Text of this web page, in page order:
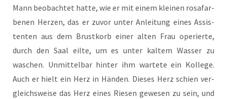
Mann beob­ach­tet hat­te, wie er mit einem klei­nen rosa­far­
be­nen Her­zen, das er zuvor unter Anlei­tung eines Assis­
ten­ten aus dem Brust­korb einer alten Frau ope­rier­te,
durch den Saal eil­te, um es unter kal­tem Was­ser zu
waschen. Unmit­tel­bar hin­ter ihm war­te­te ein Kol­le­ge.
Auch er hielt ein Herz in Hän­den. Die­ses Herz schien ver­
gleichs­wei­se das Herz eines Rie­sen gewe­sen zu sein, und